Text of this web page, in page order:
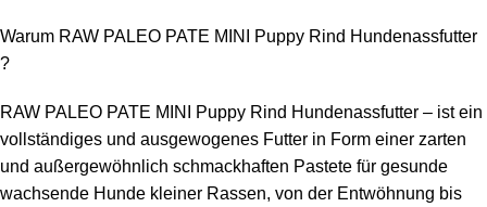
Warum RAW PALEO PATE MINI Puppy Rind Hundenassfutter
?
RAW PALEO PATE MINI Puppy Rind Hundenassfutter – ist ein
vollständiges und ausgewogenes Futter in Form einer zarten
und außergewöhnlich schmackhaften Pastete für gesunde
wachsende Hunde kleiner Rassen, von der Entwöhnung bis